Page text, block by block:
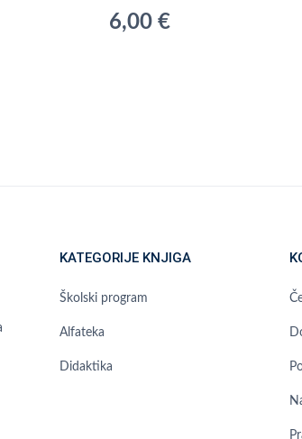
6,00 €
KATEGORIJE KNJIGA
Školski program
Alfateka
Didaktika